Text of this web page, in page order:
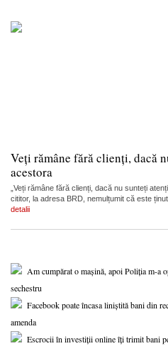
Veți rămâne fără clienți, dacă
acestora
„Veți rămâne fără clienți, dacă nu sunteți
cititor, la adresa BRD, nemulțumit că este
detalii
Am cumpărat o mașină, apoi Poliția m-a
sechestru
Facebook poate încasa liniștită bani din
amenda
Escrocii în investiții online îți trimit bani